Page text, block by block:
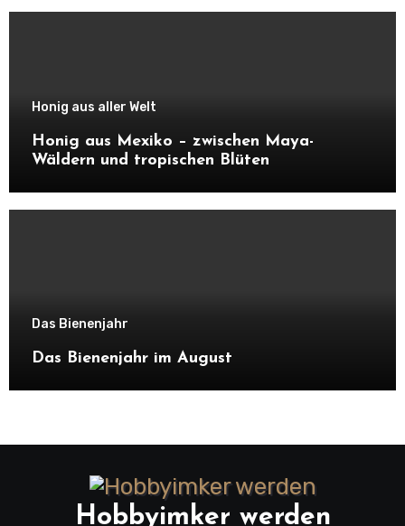
Honig aus aller Welt
Honig aus Mexiko – zwischen Maya-
Wäldern und tropischen Blüten
Das Bienenjahr
Das Bienenjahr im August
Hobbyimker werden